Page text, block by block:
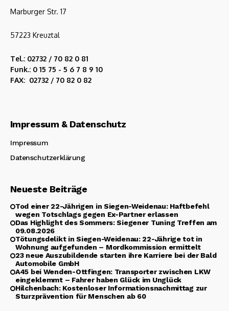
Marburger Str. 17
57223 Kreuztal
Tel.: 02732 / 70 82 0 81
Funk.: 0 15 75 - 5 6 7 8 9 10
FAX: 02732 / 70 82 0 82
Impressum & Datenschutz
Impressum
Datenschutzerklärung
Neueste Beiträge
Tod einer 22-Jährigen in Siegen-Weidenau: Haftbefehl
wegen Totschlags gegen Ex-Partner erlassen
Das Highlight des Sommers: Siegener Tuning Treffen am
09.08.2026
Tötungsdelikt in Siegen-Weidenau: 22-Jährige tot in
Wohnung aufgefunden – Mordkommission ermittelt
23 neue Auszubildende starten ihre Karriere bei der Bald
Automobile GmbH
A45 bei Wenden-Ottfingen: Transporter zwischen LKW
eingeklemmt – Fahrer haben Glück im Unglück
Hilchenbach: Kostenloser Informationsnachmittag zur
Sturzprävention für Menschen ab 60